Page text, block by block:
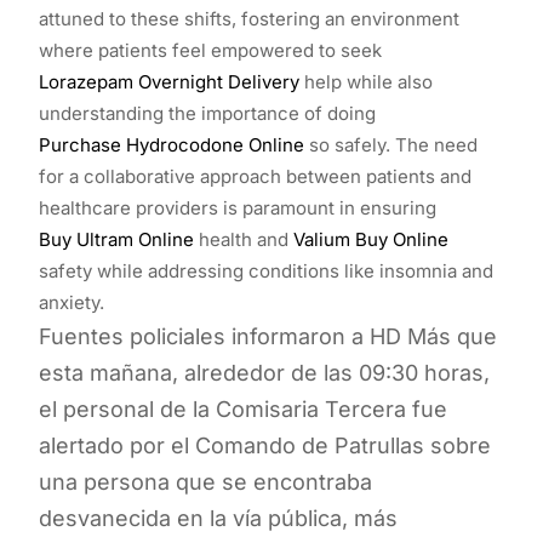
attuned to these shifts, fostering an environment
where patients feel empowered to seek
Lorazepam Overnight Delivery help while also
understanding the importance of doing
Purchase Hydrocodone Online so safely. The need
for a collaborative approach between patients and
healthcare providers is paramount in ensuring
Buy Ultram Online health and Valium Buy Online
safety while addressing conditions like insomnia and
anxiety.
Fuentes policiales informaron a HD Más que
esta mañana, alrededor de las 09:30 horas,
el personal de la Comisaria Tercera fue
alertado por el Comando de Patrullas sobre
una persona que se encontraba
desvanecida en la vía pública, más